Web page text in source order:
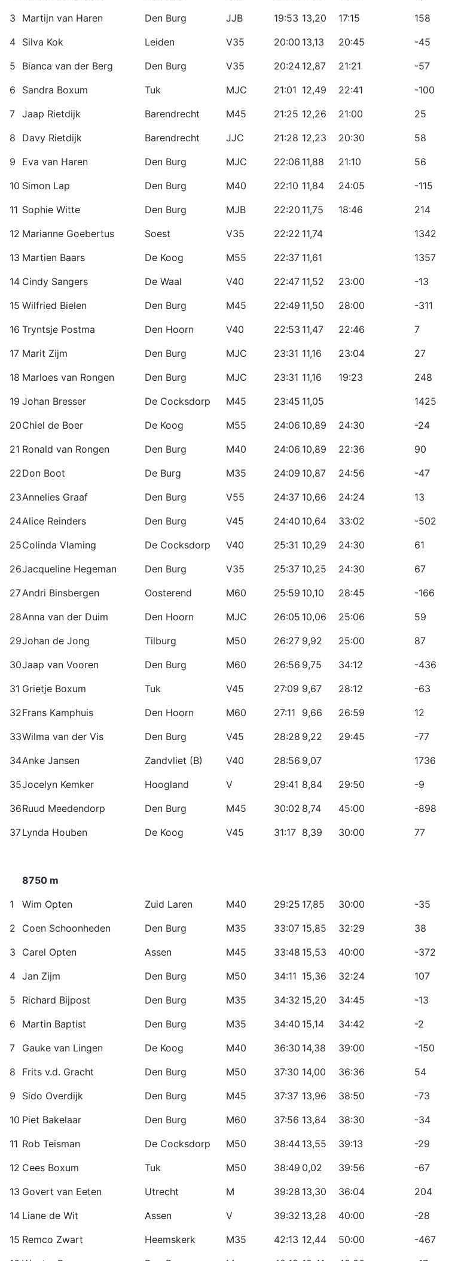
3
Martijn van Haren Den Burg JJB 19:53 13,20 17:15
158
4 Silva Kok Leiden V35 20:00 13,13 20:45
-45
5
Bianca van der Berg Den Burg V35 20:24 12,87 21:21
-57
6
Sandra Boxum Tuk MJC 21:01 12,49 22:41
-100
7 Jaap Rietdijk Barendrecht M45 21:25 12,26 21:00
25
8
Davy Rietdijk Barendrecht JJC 21:28 12,23 20:30
58
9
Eva van Haren Den Burg MJC 22:06 11,88 21:10
56
10 Simon Lap Den Burg M40 22:10 11,84 24:05
-115
11 Sophie Witte Den Burg MJB 22:20 11,75 18:46
214
12 Marianne Goebertus Soest V35 22:22 11,74
1342
13 Martien Baars De Koog M55 22:37 11,61
1357
14 Cindy Sangers De Waal V40 22:47 11,52 23:00
-13
15 Wilfried Bielen Den Burg M45 22:49 11,50 28:00
-311
16 Tryntsje Postma Den Hoorn V40 22:53 11,47 22:46
7
17 Marit Zijm Den Burg MJC 23:31 11,16 23:04
27
18 Marloes van Rongen Den Burg MJC 23:31 11,16 19:23
248
19 Johan Bresser De Cocksdorp M45 23:45 11,05
1425
20Chiel de Boer De Koog M55 24:06 10,89 24:30
-24
21 Ronald van Rongen Den Burg M40 24:06 10,89 22:36
90
22Don Boot De Burg M35 24:09 10,87 24:56
-47
23Annelies Graaf Den Burg V55 24:37 10,66 24:24
13
24Alice Reinders Den Burg V45 24:40 10,64 33:02
-502
25Colinda Vlaming De Cocksdorp V40 25:31 10,29 24:30
61
26Jacqueline Hegeman Den Burg V35 25:37 10,25 24:30
67
27Andri Binsbergen Oosterend M60 25:59 10,10 28:45
-166
28Anna van der Duim Den Hoorn MJC 26:05 10,06 25:06
59
29Johan de Jong Tilburg M50 26:27 9,92 25:00
87
30Jaap van Vooren Den Burg M60 26:56 9,75 34:12
-436
31 Grietje Boxum Tuk V45 27:09 9,67 28:12
-63
32Frans Kamphuis Den Hoorn M60 27:11 9,66 26:59
12
33Wilma van der Vis Den Burg V45 28:28 9,22 29:45
-77
34Anke Jansen Zandvliet (B) V40 28:56 9,07
1736
35Jocelyn Kemker Hoogland V 29:41 8,84 29:50
-9
36Ruud Meedendorp Den Burg M45 30:02 8,74 45:00
-898
37Lynda Houben De Koog V45 31:17 8,39 30:00 77
8750 m
1
Wim Opten Zuid Laren M40 29:25 17,85 30:00
-35
2
Coen Schoonheden Den Burg M35 33:07 15,85 32:29
38
3
Carel Opten Assen M45 33:48 15,53 40:00
-372
4 Jan Zijm Den Burg M50 34:11 15,36 32:24
107
5
Richard Bijpost Den Burg M35 34:32 15,20 34:45
-13
6
Martin Baptist Den Burg M35 34:40 15,14 34:42
-2
7
Gauke van Lingen De Koog M40 36:30 14,38 39:00
-150
8
Frits v.d. Gracht Den Burg M50 37:30 14,00 36:36
54
9
Sido Overdijk Den Burg M45 37:37 13,96 38:50
-73
10 Piet Bakelaar Den Burg M60 37:56 13,84 38:30
-34
11 Rob Teisman De Cocksdorp M50 38:44 13,55 39:13
-29
12 Cees Boxum Tuk M50 38:49 0,02 39:56
-67
13 Govert van Eeten Utrecht M 39:28 13,30 36:04
204
14 Liane de Wit Assen V 39:32 13,28 40:00
-28
15 Remco Zwart Heemskerk M35 42:13 12,44 50:00
-467